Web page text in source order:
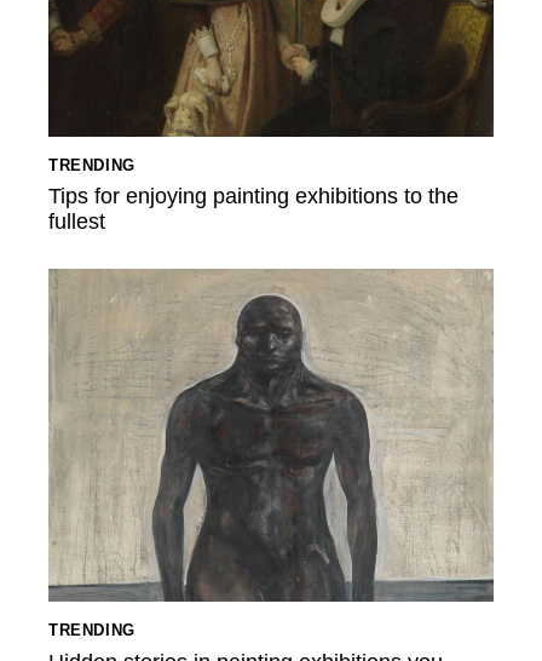
TRENDING
Tips for enjoying painting exhibitions to the
fullest
TRENDING